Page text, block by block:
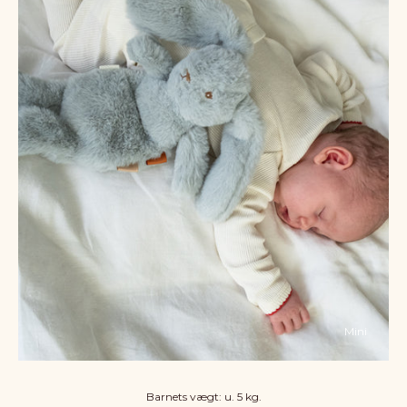
Mini
Barnets vægt: u. 5 kg.